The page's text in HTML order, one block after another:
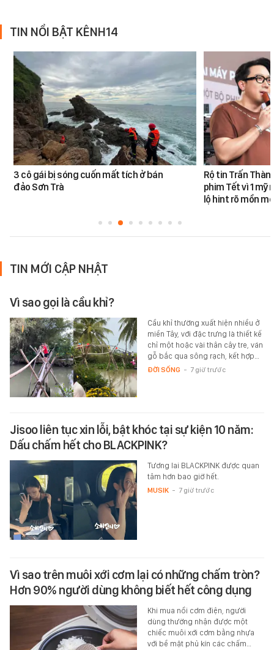
TIN NỔI BẬT KÊNH14
3 cô gái bị sóng cuốn mất tích ở bán
đảo Sơn Trà
Rộ tin Trấn
phim Tết vì 1 mỹ
lộ hint rõ mồn
TIN MỚI CẬP NHẬT
Vì sao gọi là cầu khỉ?
Cầu khỉ thường xuất hiện nhiều ở
miền Tây, với đặc trưng là thiết kế
chỉ một hoặc vài thân cây tre, ván
gỗ bắc qua sông rạch, kết hợp…
ĐỜI SỐNG - 7 giờ trước
Jisoo liên tục xin lỗi, bật khóc tại sự kiện 10 năm:
Dấu chấm hết cho BLACKPINK?
Tương lai BLACKPINK được quan
tâm hơn bao giờ hết.
MUSIK - 7 giờ trước
Vì sao trên muôi xới cơm lại có những chấm tròn?
Hơn 90% người dùng không biết hết công dụng
Khi mua nồi cơm điện, người
dùng thường nhận được một
chiếc muôi xới cơm bằng nhựa
với bề mặt phủ kín các chấm…